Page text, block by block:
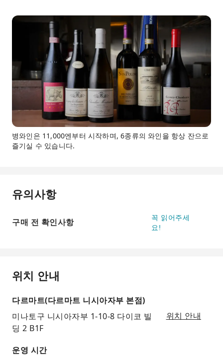
병와인은 11,000엔부터 시작하며, 6종류의 와인을 항상 잔으로
즐기실 수 있습니다.
유의사항
구매 전 확인사항
꼭 읽어주세
요!
위치 안내
다르마트(다르마트 니시아자부 본점)
미나토구 니시아자부 1-10-8 다이코 빌
딩 2 B1F
위치 안내
운영 시간